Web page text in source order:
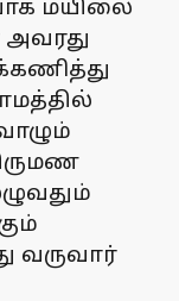
மயிலை
வருவார்